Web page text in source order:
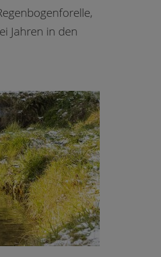
Jahren in den